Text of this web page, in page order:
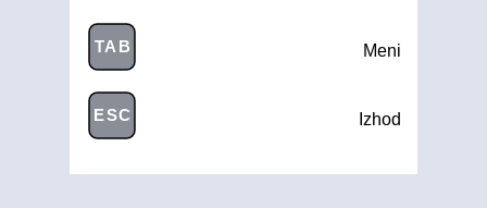
TAB Meni
ESC Izhod